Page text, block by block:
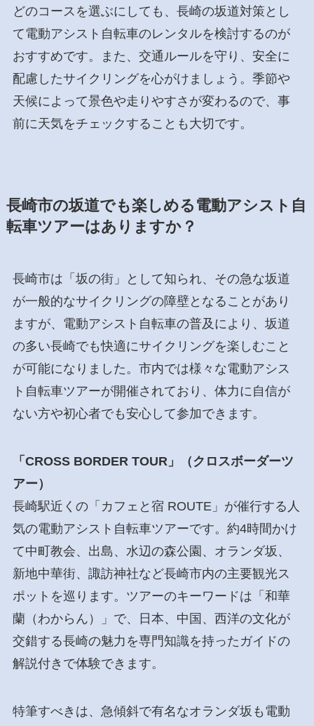
どのコースを選ぶにしても、長崎の坂道対策とし
て電動アシスト自転車のレンタルを検討するのが
おすすめです。また、交通ルールを守り、安全に
配慮したサイクリングを心がけましょう。季節や
天候によって景色や走りやすさが変わるので、事
前に天気をチェックすることも大切です。
長崎市の坂道でも楽しめる電動アシスト自
転車ツアーはありますか？
長崎市は「坂の街」として知られ、その急な坂道
が一般的なサイクリングの障壁となることがあり
ますが、電動アシスト自転車の普及により、坂道
の多い長崎でも快適にサイクリングを楽しむこと
が可能になりました。市内では様々な電動アシス
ト自転車ツアーが開催されており、体力に自信が
ない方や初心者でも安心して参加できます。
「CROSS BORDER TOUR」（クロスボーダーツ
アー）
長崎駅近くの「カフェと宿 ROUTE」が催行する人
気の電動アシスト自転車ツアーです。約4時間かけ
て中町教会、出島、水辺の森公園、オランダ坂、
新地中華街、諏訪神社など長崎市内の主要観光ス
ポットを巡ります。ツアーのキーワードは「和華
蘭（わからん）」で、日本、中国、西洋の文化が
交錯する長崎の魅力を専門知識を持ったガイドの
解説付きで体験できます。
特筆すべきは、急傾斜で有名なオランダ坂も電動